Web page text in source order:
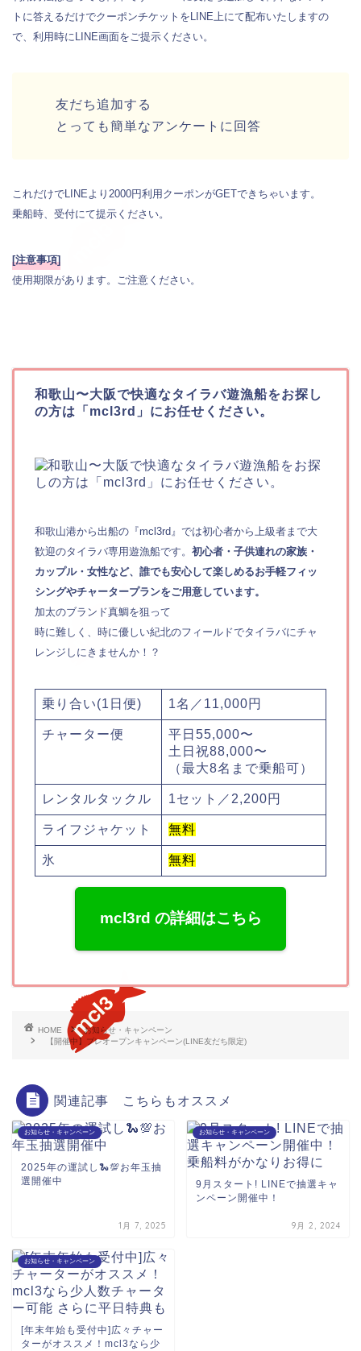
トに答えるだけでクーポンチケットをLINE上にて配布いたしますの
で、利用時にLINE画面をご提示ください。
友だち追加する
とっても簡単なアンケートに回答
これだけでLINEより2000円利用クーポンがGETできちゃいます。
乗船時、受付にて提示ください。
[注意事項]
使用期限があります。ご注意ください。
和歌山〜大阪で快適なタイラバ遊漁船をお探し
の方は「mcl3rd」にお任せください。
和歌山港から出船の『mcl3rd』では初心者から上級者まで大
歓迎のタイラバ専用遊漁船です。 初心者・子供連れの家族・
カップル・女性など、誰でも安心して楽しめるお手軽フィッ
シングやチャータープランをご用意しています。
加太のブランド真鯛を狙って
時に難しく、時に優しい紀北のフィールドでタイラバにチャ
レンジしにきませんか！？
乗り合い(1日便) 1名／11,000円
チャーター便
平日55,000〜
土日祝88,000〜
（最大8名まで乗船可）
レンタルタックル 1セット／2,200円
ライフジャケット 無料
氷 無料
mcl3rd の詳細はこちら
HOME
お知らせ・キャンペーン
【開催中】プレオープンキャンペーン(LINE友だち限定)
関連記事 こちらもオススメ
お知らせ・キャンペーン
2025年の運試し🐍💯お年玉抽
選開催中
1月 7, 2025
お知らせ・キャンペーン
9月スタート! LINEで抽選キャ
ンペーン開催中！
9月 2, 2024
お知らせ・キャンペーン
[年末年始も受付中]広々チャー
ターがオススメ！mcl3なら少